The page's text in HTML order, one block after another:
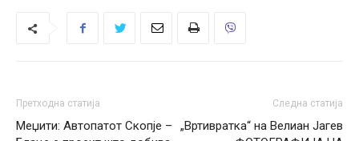
Претходна статија
Меџити: Автопатот Скопје –
Следна статија
„Вртивратка“ на Велиан Јагев